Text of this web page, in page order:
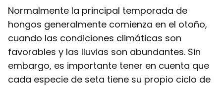
Normalmente la principal temporada de
hongos generalmente comienza en el otoño,
cuando las condiciones climáticas son
favorables y las lluvias son abundantes. Sin
embargo, es importante tener en cuenta que
cada especie de seta tiene su propio ciclo de